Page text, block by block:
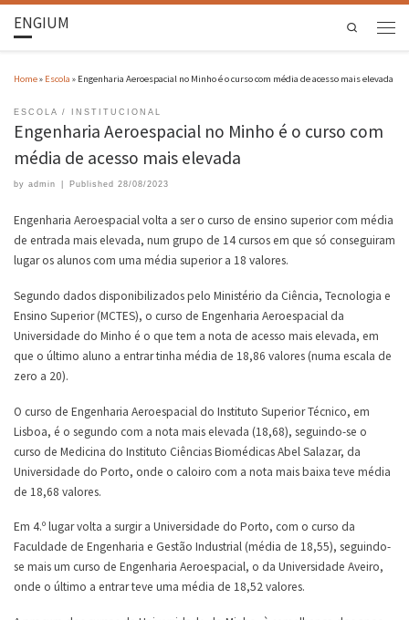
ENGIUM Search
Home» Escola » Engenharia Aeroespacial no Minho é o curso com média de acesso mais elevada
ESCOLA INSTITUCIONAL
Engenharia Aeroespacial no Minho é o curso com
média de acesso mais elevada
by admin Published 28/08/2023
Engenharia Aeroespacial volta a ser o curso de ensino superior com média
de entrada mais elevada, num grupo de 14 cursos em que só conseguiram
lugar os alunos com uma média superior a 18 valores.
Segundo dados disponibilizados pelo Ministério da Ciência, Tecnologia e
Ensino Superior (MCTES), o curso de Engenharia Aeroespacial da
Universidade do Minho é o que tem a nota de acesso mais elevada, em
que o último aluno a entrar tinha média de 18,86 valores (numa escala de
zero a 20).
O curso de Engenharia Aeroespacial do Instituto Superior Técnico, em
Lisboa, é o segundo com a nota mais elevada (18,68), seguindo-se o
curso de Medicina do Instituto Ciências Biomédicas Abel Salazar, da
Universidade do Porto, onde o caloiro com a nota mais baixa teve média
de 18,68 valores.
Em 4.º lugar volta a surgir a Universidade do Porto, com o curso da
Faculdade de Engenharia e Gestão Industrial (média de 18,55), seguindo-
se mais um curso de Engenharia Aeroespacial, o da Universidade Aveiro,
onde o último a entrar teve uma média de 18,52 valores.